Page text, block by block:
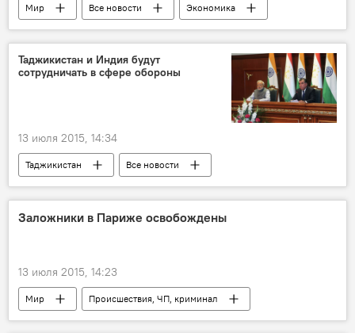
Мир Все новости
Экономика
Греция
Германия
Франция
МВФ
бюджет
кризис
Таджикистан и Индия будут
сотрудничать в сфере обороны
13 июля 2015, 14:34
Таджикистан
Все новости
Политика
Индия
Нарендра Моди
безопасность
терроризм
Заложники в Париже освобождены
13 июля 2015, 14:23
Мир
Происшествия, ЧП, криминал
Все новости